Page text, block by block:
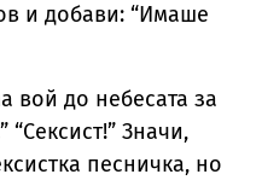
и добави: “Имаше
вой до небесата за
“Сексист!” Значи,
песничка, но